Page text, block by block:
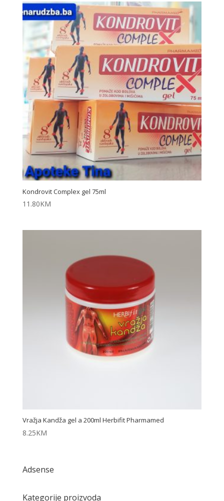
Kondrovit Complex gel 75ml
11.80KM
Vražja Kandža gel a 200ml Herbifit Pharmamed
8.25KM
Adsense
Kategorije proizvoda